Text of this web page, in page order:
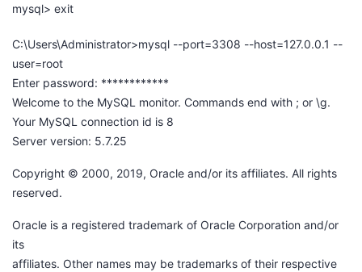
mysql> exit
C:\Users\Administrator>mysql --port=3308 --host=127.0.0.1 --
user=root
Enter password: ************
Welcome to the MySQL monitor. Commands end with ; or \g.
Your MySQL connection id is 8
Server version: 5.7.25
Copyright © 2000, 2019, Oracle and/or its affiliates. All rights
reserved.
Oracle is a registered trademark of Oracle Corporation and/or
its
affiliates. Other names may be trademarks of their respective